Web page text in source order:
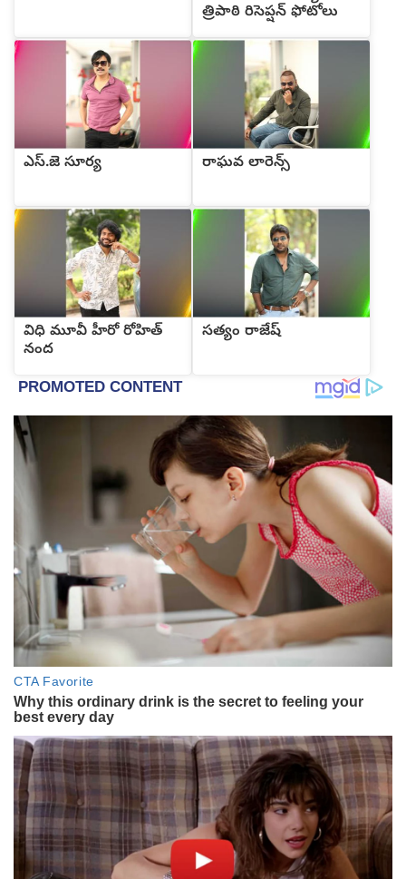
త్రిపాఠి రిసెప్షన్ ఫోటోలు
ఎస్.జె సూర్య రాఘవ లారెన్స్
విధి మూవీ హీరో రోహిత్
నంద
సత్యం రాజేష్